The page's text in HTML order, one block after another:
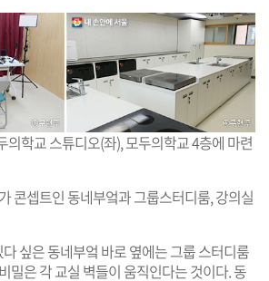
의학교 스튜디오(좌), 모두의학교 4층에 마련
콘셉트인 동네부엌과 그룹스터디룸, 강의실
싶은 동네부엌 바로 옆에는 그룹 스터디룸
밀은 각 교실 벽들이 움직인다는 것이다. 동